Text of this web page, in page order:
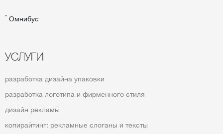
* Омнибус
УСЛУГИ
разработка дизайна упаковки
разработка логотипа и фирменного стиля
дизайн рекламы
копирайтинг: рекламные слоганы и тексты